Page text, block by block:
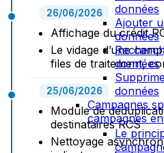
données
Ajouter
données
données
données
Campagnes
campagnes
Le
26/06/2026
Affichage du crédit
Le vidage d’une
files de traitement,
25/06/2026
Module de
destinataires RCS
Nettoyage